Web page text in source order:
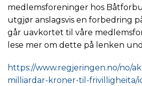
medlemsforeninger hos
utgjør anslagsvis en forbedring
går uavkortet til våre
lese mer om dette på lenken
https://www.regjeringen.no/no/
milliardar-kroner-til-frivilligheita/